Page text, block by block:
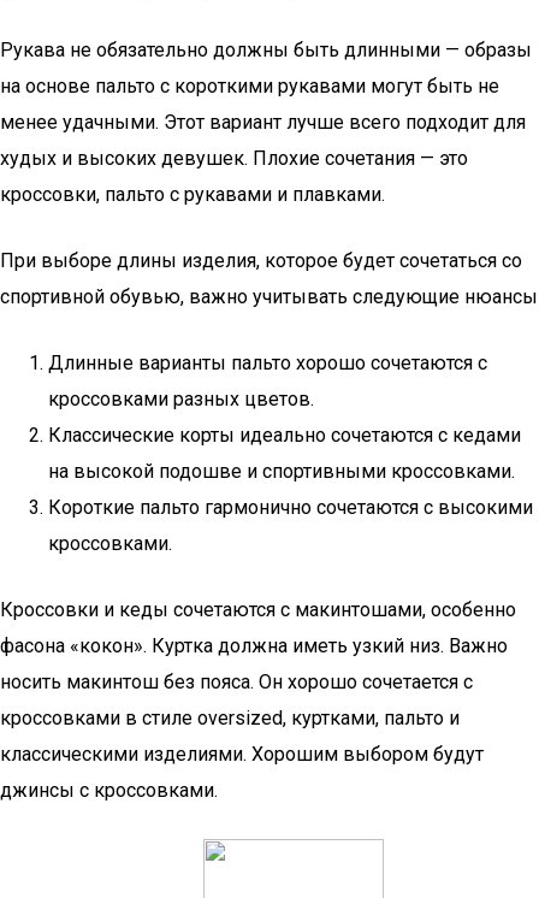
Рукава не обязательно должны быть длинными — образы
на основе пальто с короткими рукавами могут быть не
менее удачными. Этот вариант лучше всего подходит для
худых и высоких девушек. Плохие сочетания — это
кроссовки, пальто с рукавами и плавками.
При выборе длины изделия, которое будет сочетаться со
спортивной обувью, важно учитывать следующие нюансы
Длинные варианты пальто хорошо сочетаются с
кроссовками разных цветов.
Классические корты идеально сочетаются с кедами
на высокой подошве и спортивными кроссовками.
Короткие пальто гармонично сочетаются с высокими
кроссовками.
Кроссовки и кеды сочетаются с макинтошами, особенно
фасона «кокон». Куртка должна иметь узкий низ. Важно
носить макинтош без пояса. Он хорошо сочетается с
кроссовками в стиле oversized, куртками, пальто и
классическими изделиями. Хорошим выбором будут
джинсы с кроссовками.